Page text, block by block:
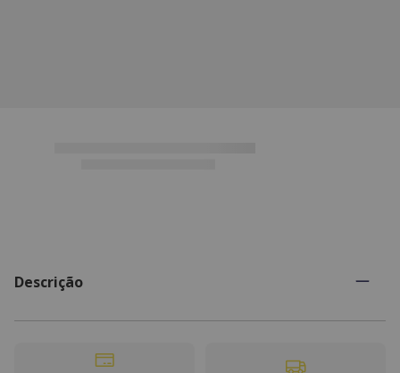
Descrição